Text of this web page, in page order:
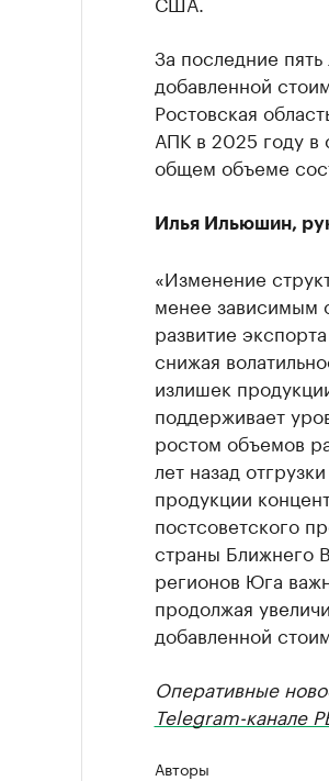
За последние
добавленной
Ростовская
АПК в 2025 году в
общем объеме
Илья Ильюшин,
«Изменение
менее зависимым
развитие
снижая
излишек
поддерживает
ростом объемов
лет назад
продукции
постсоветского
страны Ближнего
регионов Юга
продолжая
добавленной
Оперативные
Telegram-канале
Авторы